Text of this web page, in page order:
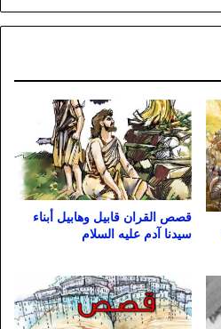
قصص القران قابيل وهابيل أبناء
سيدنا آدم عليه السلام